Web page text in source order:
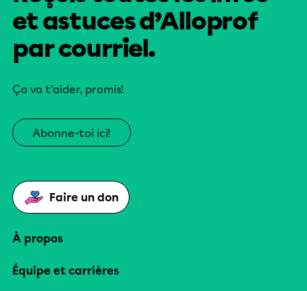
et astuces d’Alloprof
par courriel.
Ça va t’aider, promis!
Abonne-toi ici!
Faire un don
À propos
Équipe et carrières